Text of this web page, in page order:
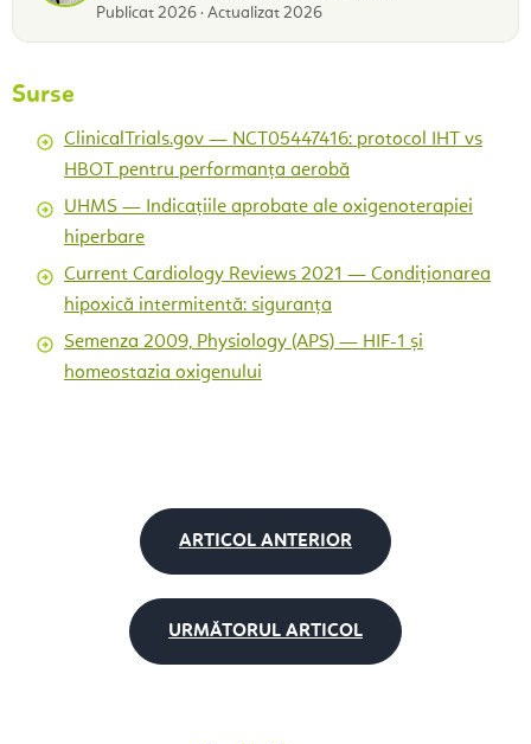
Publicat 2026 · Actualizat 2026
Surse
ClinicalTrials.gov — NCT05447416: protocol IHT vs
HBOT pentru performanța aerobă
UHMS — Indicațiile aprobate ale oxigenoterapiei
hiperbare
Current Cardiology Reviews 2021 — Condiționarea
hipoxică intermitentă: siguranța
Semenza 2009, Physiology (APS) — HIF-1 și
homeostazia oxigenului
ARTICOL ANTERIOR
URMĂTORUL ARTICOL